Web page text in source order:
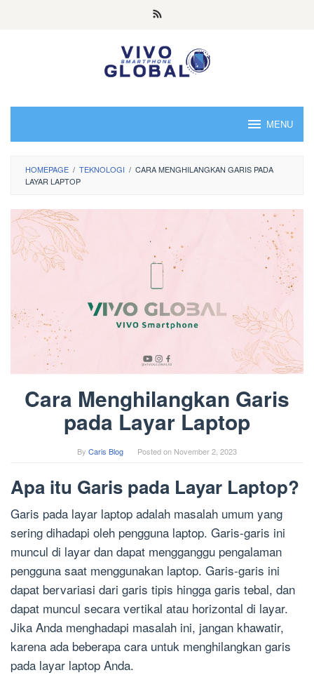
MENU
HOMEPAGE / TEKNOLOGI / CARA MENGHILANGKAN GARIS PADA
LAYAR LAPTOP
Cara Menghilangkan Garis
pada Layar Laptop
By Caris Blog Posted on November 2, 2023
Apa itu Garis pada Layar Laptop?
Garis pada layar laptop adalah masalah umum yang
sering dihadapi oleh pengguna laptop. Garis-garis ini
muncul di layar dan dapat mengganggu pengalaman
pengguna saat menggunakan laptop. Garis-garis ini
dapat bervariasi dari garis tipis hingga garis tebal, dan
dapat muncul secara vertikal atau horizontal di layar.
Jika Anda menghadapi masalah ini, jangan khawatir,
karena ada beberapa cara untuk menghilangkan garis
pada layar laptop Anda.